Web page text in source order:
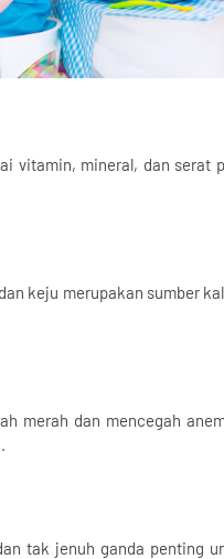
vitamin, mineral, dan serat
keju merupakan sumber
merah dan mencegah
tak jenuh ganda penting